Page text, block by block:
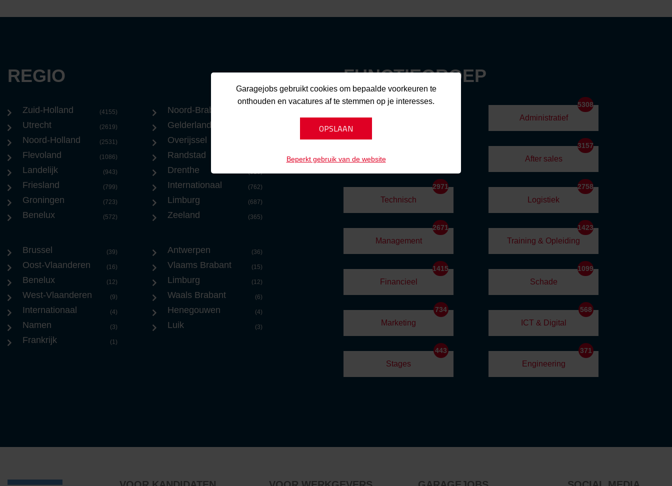
REGIO
Zuid-Holland (4155) Noord-Brabant
Utrecht (2619) Gelderland
Noord-Holland (2531) Overijssel
Flevoland (1086) Randstad
Landelijk (943) Drenthe (815)
Friesland (799) Internationaal (762)
Groningen (723) Limburg (687)
Benelux (572) Zeeland (365)
Brussel (39) Antwerpen (36)
Oost-Vlaanderen (16) Vlaams Brabant (15)
Benelux (12) Limburg (12)
West-Vlaanderen (9) Waals Brabant (6)
Internationaal (4) Henegouwen (4)
Namen (3) Luik (3)
Frankrijk (1)
FUNCTIEGROEP
6572
Administratief
5308
After sales
3157
Technisch
2971
Logistiek
2758
Management
2671
Training & Opleiding
1423
Financieel
1415
Schade
1099
Marketing
734
ICT & Digital
568
Stages
443
Engineering
371
Garagejobs gebruikt cookies om bepaalde voorkeuren te
onthouden en vacatures af te stemmen op je interesses.
Beperkt gebruik van de website